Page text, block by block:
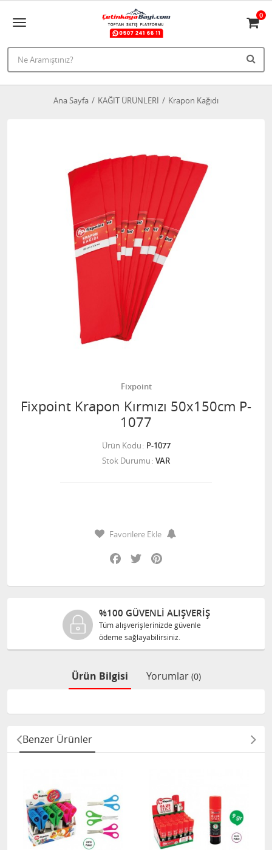
0
Ana Sayfa KAĞIT ÜRÜNLERİ Krapon Kağıdı
Fixpoint
Fixpoint Krapon Kırmızı 50x150cm P-
1077
Ürün Kodu P-1077
Stok Durumu VAR
Favorilere Ekle
Facebook
Twitter
%100 GÜVENLİ ALIŞVERİŞ
Tüm alışverişlerinizde güvenle
ödeme sağlayabilirsiniz.
Ürün Bilgisi Yorumlar (0)
Benzer Ürünler